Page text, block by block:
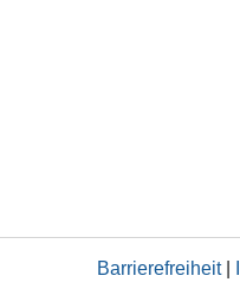
Barrierefreiheit|